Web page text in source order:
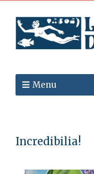
Menu
Incredibilia!